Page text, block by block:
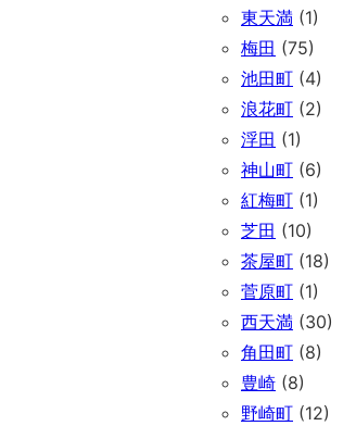
東天満 (1)
梅田 (75)
池田町 (4)
浪花町 (2)
浮田 (1)
神山町 (6)
紅梅町 (1)
芝田 (10)
茶屋町 (18)
菅原町 (1)
西天満 (30)
角田町 (8)
豊崎 (8)
野崎町 (12)